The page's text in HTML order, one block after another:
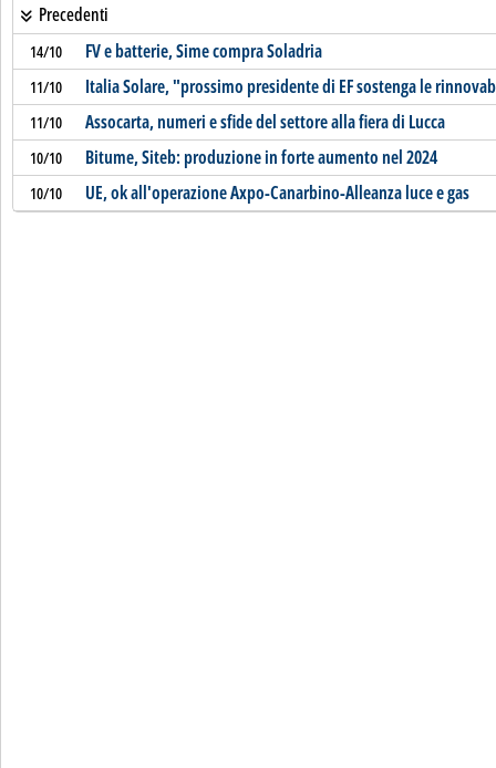
Precedenti
14/10 FV e batterie, Sime compra Soladria
11/10 Italia Solare, "prossimo presidente di EF sostenga le
11/10 Assocarta, numeri e sfide del settore alla fiera di Lucca
10/10 Bitume, Siteb: produzione in forte aumento nel 2024
10/10 UE, ok all'operazione Axpo-Canarbino-Alleanza luce e gas